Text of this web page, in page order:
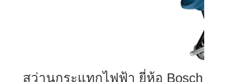
สว่านกระแทกไฟฟ้า ยี่ห้อ Bosch